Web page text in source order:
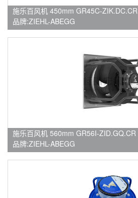
施乐百风机 450mm GR45C-ZIK.DC.CR
品牌:ZIEHL-ABEGG
施乐百风机 560mm GR56I-ZID.GQ.CR
品牌:ZIEHL-ABEGG